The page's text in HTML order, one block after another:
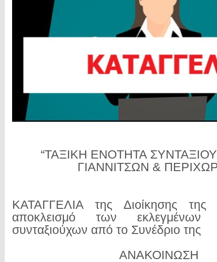
“ΤΑΞΙΚΗ ΕΝΟΤΗΤΑ
ΓΙΑΝΝΙΤΣΩΝ &
ΚΑΤΑΓΓΕΛΙΑ της Διοίκησης
αποκλεισμό των εκλεγμένων
συνταξιούχων από το Συνέδριο της
ΑΝΑΚΟΙΝΩΣΗ